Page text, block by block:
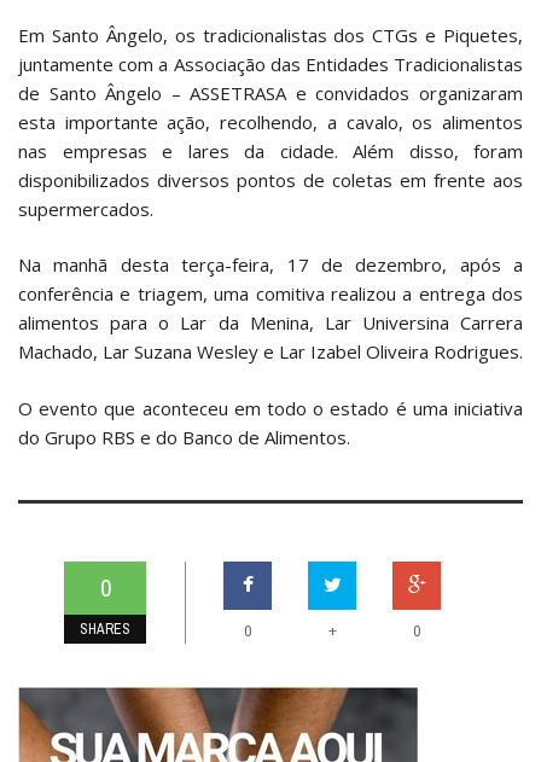
Em Santo Ângelo, os tradicionalistas dos CTGs e Piquetes,
juntamente com a Associação das Entidades Tradicionalistas
de Santo Ângelo – ASSETRASA e convidados organizaram
esta importante ação, recolhendo, a cavalo, os alimentos
nas empresas e lares da cidade. Além disso, foram
disponibilizados diversos pontos de coletas em frente aos
supermercados.
Na manhã desta terça-feira, 17 de dezembro, após a
conferência e triagem, uma comitiva realizou a entrega dos
alimentos para o Lar da Menina, Lar Universina Carrera
Machado, Lar Suzana Wesley e Lar Izabel Oliveira Rodrigues.
O evento que aconteceu em todo o estado é uma iniciativa
do Grupo RBS e do Banco de Alimentos.
0
SHARES 0 + 0